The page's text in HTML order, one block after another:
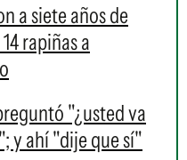
a siete años de
rapiñas a
"¿usted va
y ahí "dije que sí"